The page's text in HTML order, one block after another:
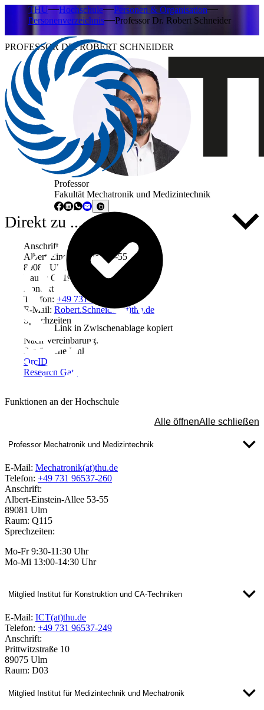
THU Hochschule
Personen & Organisation
Personenverzeichnis
Professor Dr. Robert Schneider
PROFESSOR DR. ROBERT SCHNEIDER
Professor
Fakultät Mechatronik und Medizintechnik
Link in Zwischenablage kopiert
Direkt zu ...
Anschrift
Albert-Einstein-Allee 53-55
89081 Ulm
Raum: Q219
Kontakt
Telefon: +49 731 96537-590
E-Mail: Robert.Schneider(at)thu.de
Sprechzeiten
Nach Vereinbarung.
Persönliche Links
OrcID
Research Gate
Funktionen an der Hochschule
Alle öffnenAlle schließen
Professor Mechatronik und Medizintechnik
E-Mail: Mechatronik(at)thu.de
Telefon: +49 731 96537-260
Anschrift:
Albert-Einstein-Allee 53-55
89081 Ulm
Raum: Q115
Sprechzeiten:
Mo-Fr 9:30-11:30 Uhr
Mo-Mi 13:00-14:30 Uhr
Mitglied Institut für Konstruktion und CA-Techniken
E-Mail: ICT(at)thu.de
Telefon: +49 731 96537-249
Anschrift:
Prittwitzstraße 10
89075 Ulm
Raum: D03
Mitglied Institut für Medizintechnik und Mechatronik